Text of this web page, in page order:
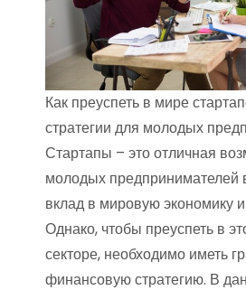
Как преуспеть в мире
стратегии для молодых
Стартапы – это отличная
молодых предпринимателей
вклад в мировую экономику
Однако, чтобы преуспеть в
секторе, необходимо иметь
финансовую стратегию. В